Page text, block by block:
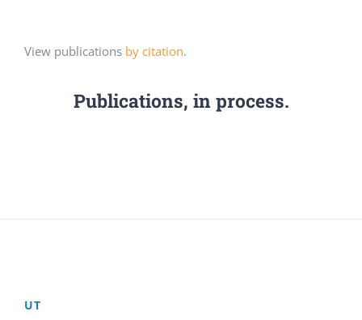
View publications by citation.
Publications, in process.
UT